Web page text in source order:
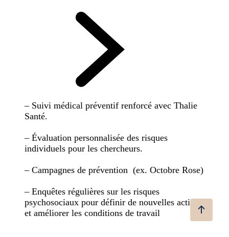
– Suivi médical préventif renforcé avec Thalie
Santé.
– Évaluation personnalisée des risques
individuels pour les chercheurs.
– Campagnes de prévention (ex. Octobre Rose)
– Enquêtes régulières sur les risques
psychosociaux pour définir de nouvelles actions
et améliorer les conditions de travail